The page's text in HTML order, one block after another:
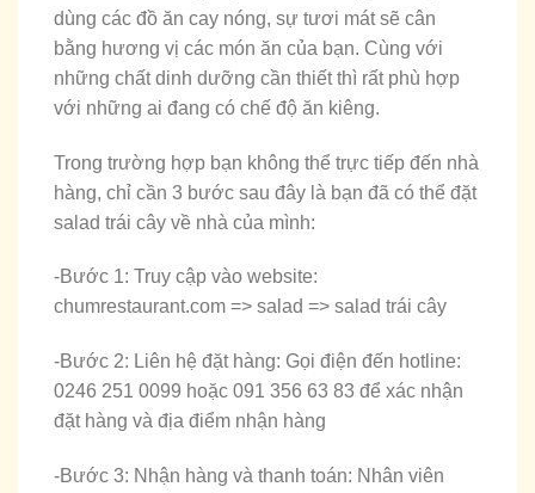
dùng các đồ ăn cay nóng, sự tươi mát sẽ cân
bằng hương vị các món ăn của bạn. Cùng với
những chất dinh dưỡng cần thiết thì rất phù hợp
với những ai đang có chế độ ăn kiêng.
Trong trường hợp bạn không thể trực tiếp đến nhà
hàng, chỉ cần 3 bước sau đây là bạn đã có thể đặt
salad trái cây về nhà của mình:
-Bước 1: Truy cập vào website:
chumrestaurant.com => salad => salad trái cây
-Bước 2: Liên hệ đặt hàng: Gọi điện đến hotline:
0246 251 0099 hoặc 091 356 63 83 để xác nhận
đặt hàng và địa điểm nhận hàng
-Bước 3: Nhận hàng và thanh toán: Nhân viên